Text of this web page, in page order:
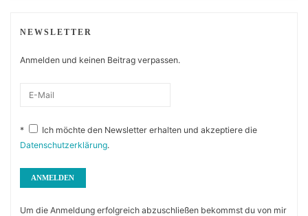
NEWSLETTER
Anmelden und keinen Beitrag verpassen.
*
Ich möchte den Newsletter erhalten und akzeptiere die
Datenschutzerklärung.
Um die Anmeldung erfolgreich abzuschließen bekommst du von mir